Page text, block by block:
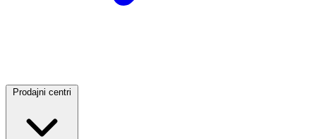
Prodajni centri